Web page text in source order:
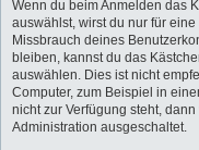
Wenn du beim Anmelden das
auswählst, wirst du nur für
Missbrauch deines
bleiben, kannst du das
auswählen. Dies ist nicht
Computer, zum Beispiel in
nicht zur Verfügung steht,
Administration ausgeschaltet.